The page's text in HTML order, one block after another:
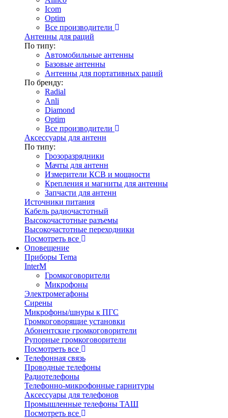
Icom
Optim
Все производители
Антенны для раций
По типу:
Автомобильные антенны
Базовые антенны
Антенны для портативных раций
По бренду:
Radial
Anli
Diamond
Optim
Все производители
Аксессуары для антенн
По типу:
Грозоразрядники
Мачты для антенн
Измерители КСВ и мощности
Крепления и магниты для антенны
Запчасти для антенн
Источники питания
Кабель радиочастотный
Высокочастотные разъемы
Высокочастотные переходники
Посмотреть все
Оповещение
Приборы Tema
InterM
Громкоговорители
Микрофоны
Электромегафоны
Сирены
Микрофоны/шнуры к ПГС
Громкоговорящие установки
Абонентские громкоговорители
Рупорные громкоговорители
Посмотреть все
Телефонная связь
Проводные телефоны
Радиотелефоны
Телефонно-микрофонные гарнитуры
Аксессуары для телефонов
Промышленные телефоны ТАШ
Посмотреть все